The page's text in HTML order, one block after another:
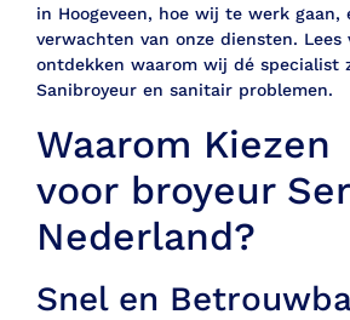
in Hoogeveen, hoe wij te werk
verwachten van onze diensten. Lees
ontdekken waarom wij dé specialist
Sanibroyeur en sanitair problemen.
Waarom Kiezen
voor broyeur
Nederland?
Snel en